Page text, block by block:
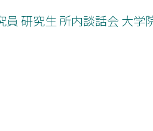
研究生 所内談話会 大学